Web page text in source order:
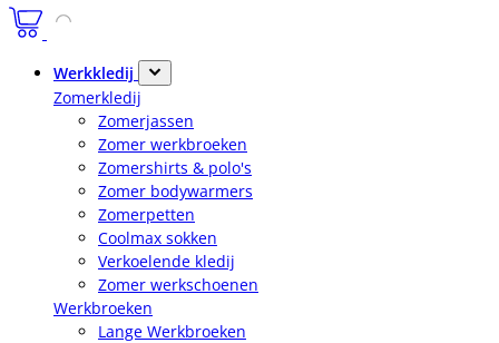
Werkkledij
Zomerkledij
Zomerjassen
Zomer werkbroeken
Zomershirts & polo's
Zomer bodywarmers
Zomerpetten
Coolmax sokken
Verkoelende kledij
Zomer werkschoenen
Werkbroeken
Lange Werkbroeken